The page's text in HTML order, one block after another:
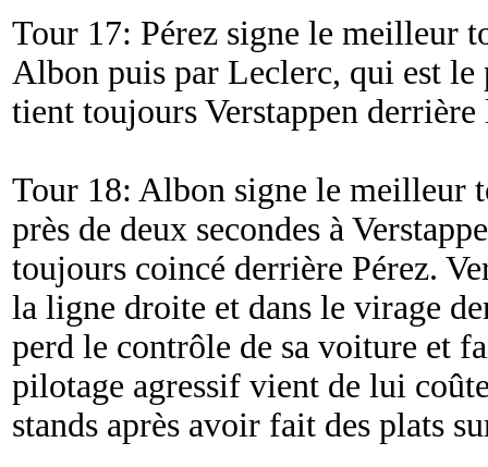
Tour 17: Pérez signe le meilleur
Albon puis par Leclerc, qui est le
tient toujours Verstappen
Tour 18: Albon signe le meilleur
près de deux secondes à
toujours coincé derrière Pérez.
la ligne droite et dans le virage
perd le contrôle de sa voiture et
pilotage agressif vient de lui
stands après avoir fait des plats